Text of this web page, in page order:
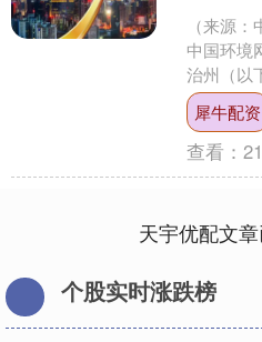
（来源
中国环境
治州（以
域无垃圾
态环境的
犀牛配资
查看：
天宇优配文
个股实时涨跌榜